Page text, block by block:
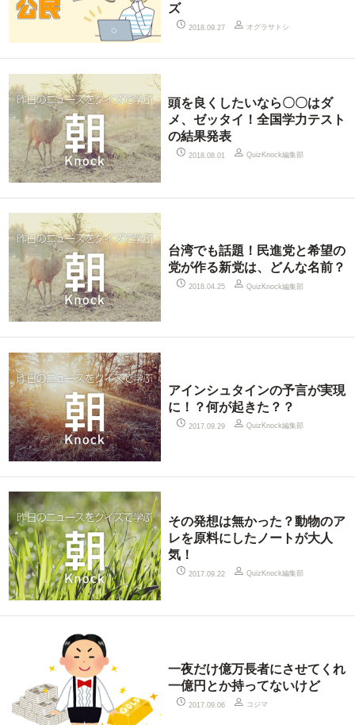
ズ
2018.09.27 オグラサトシ
頭を良くしたいなら〇〇はダ
メ、ゼッタイ！全国学力テスト
の結果発表
2018.08.01 QuizKnock編集部
台湾でも話題！民進党と希望の
党が作る新党は、どんな名前？
2018.04.25 QuizKnock編集部
アインシュタインの予言が実現
に！？何が起きた？？
2017.09.29 QuizKnock編集部
その発想は無かった？動物のア
レを原料にしたノートが大人
気！
2017.09.22 QuizKnock編集部
一夜だけ億万長者にさせてくれ
一億円とか持ってないけど
2017.09.06 コジマ